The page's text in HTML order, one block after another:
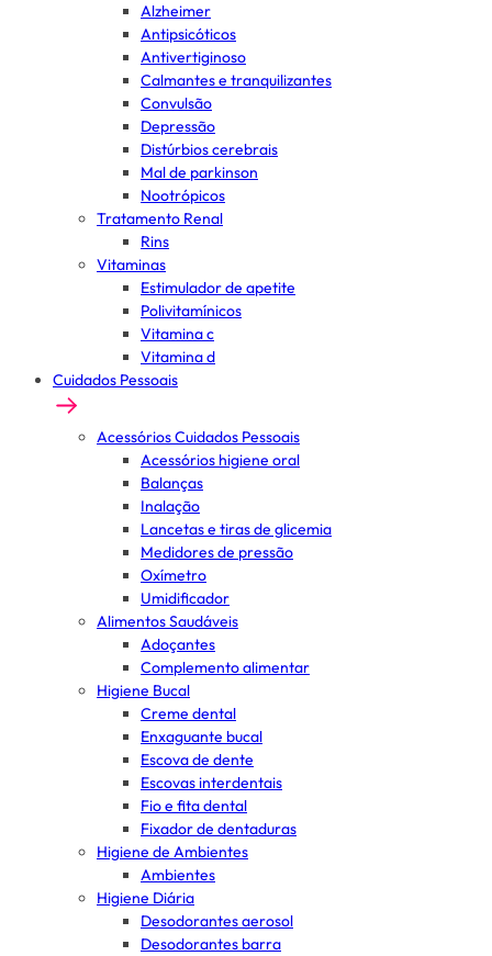
Alzheimer
Antipsicóticos
Antivertiginoso
Calmantes e tranquilizantes
Convulsão
Depressão
Distúrbios cerebrais
Mal de parkinson
Nootrópicos
Tratamento Renal
Rins
Vitaminas
Estimulador de apetite
Polivitamínicos
Vitamina c
Vitamina d
Cuidados Pessoais
Acessórios Cuidados Pessoais
Acessórios higiene oral
Balanças
Inalação
Lancetas e tiras de glicemia
Medidores de pressão
Oxímetro
Umidificador
Alimentos Saudáveis
Adoçantes
Complemento alimentar
Higiene Bucal
Creme dental
Enxaguante bucal
Escova de dente
Escovas interdentais
Fio e fita dental
Fixador de dentaduras
Higiene de Ambientes
Ambientes
Higiene Diária
Desodorantes aerosol
Desodorantes barra